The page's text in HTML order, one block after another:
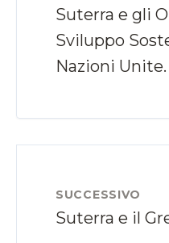
Suterra e gli
Sviluppo
Nazioni Unite.
SUCCESSIVO
Suterra e il